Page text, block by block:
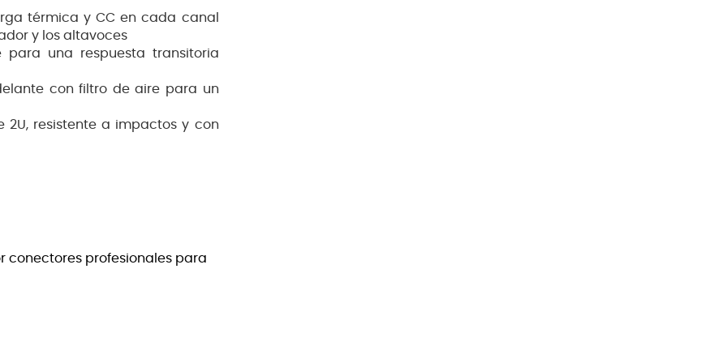
térmica y CC en cada canal
y los altavoces
para una respuesta transitoria
con filtro de aire para un
resistente a impactos y con
conectores profesionales para